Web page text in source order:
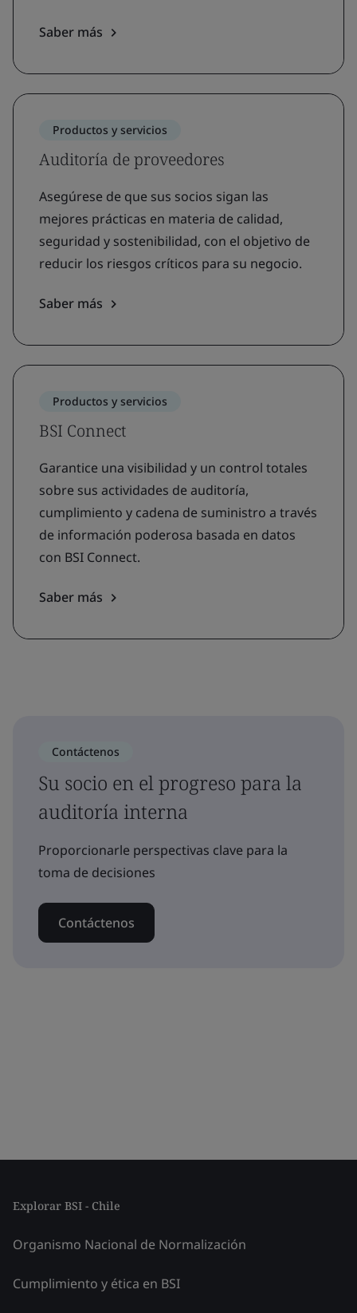
Saber más
Productos y servicios
Auditoría de proveedores
Asegúrese de que sus socios sigan las
mejores prácticas en materia de calidad,
seguridad y sostenibilidad, con el objetivo de
reducir los riesgos críticos para su negocio.
Saber más
Productos y servicios
BSI Connect
Garantice una visibilidad y un control totales
sobre sus actividades de auditoría,
cumplimiento y cadena de suministro a través
de información poderosa basada en datos
con BSI Connect.
Saber más
Contáctenos
Su socio en el progreso para la
auditoría interna
Proporcionarle perspectivas clave para la
toma de decisiones
Contáctenos
Explorar BSI - Chile
Organismo Nacional de Normalización
Cumplimiento y ética en BSI